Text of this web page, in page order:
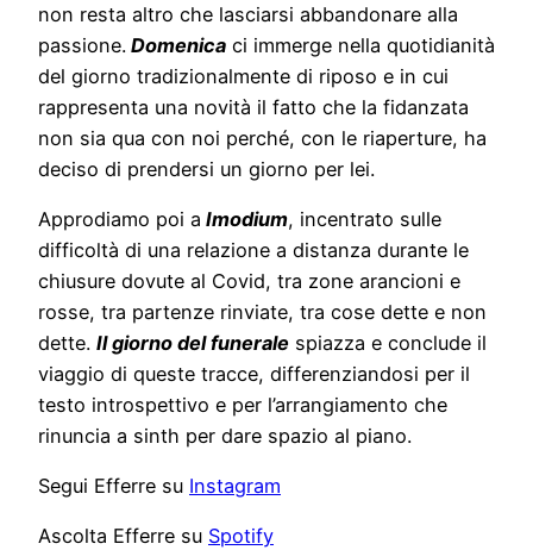
non resta altro che lasciarsi abbandonare alla
passione. Domenica ci immerge nella quotidianità
del giorno tradizionalmente di riposo e in cui
rappresenta una novità il fatto che la fidanzata
non sia qua con noi perché, con le riaperture, ha
deciso di prendersi un giorno per lei.
Approdiamo poi a Imodium, incentrato sulle
difficoltà di una relazione a distanza durante le
chiusure dovute al Covid, tra zone arancioni e
rosse, tra partenze rinviate, tra cose dette e non
dette. Il giorno del funerale spiazza e conclude il
viaggio di queste tracce, differenziandosi per il
testo introspettivo e per l’arrangiamento che
rinuncia a sinth per dare spazio al piano.
Segui Efferre su Instagram
Ascolta Efferre su Spotify